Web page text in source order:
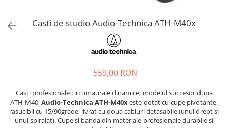
Android
Microfoane pt instalatii si
Microfoane stereo
Microfoane Suspendabile
Microfoane wireless si sisteme
Casti de studio Audio-Technica ATH-M40x
559,00 RON
Casti profesionale circumaurale dinamice, modelul succesor dupa
ATH-M40,Audio-Technica ATH-M40x este dotat cu cupe pivotante,
rasucibil cu 15/90grade, livrat cu doua cabluri detasabile (unul drept si
unul spiralat). Cupe si banda din materiale profesionale durabile si